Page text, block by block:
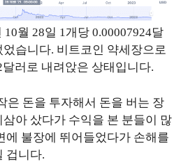
월 28일 1개당 0.00007924달
습니다. 비트코인 약세장으로
달러로 내려앉은 상태입니다.
은 돈을 투자해서 돈을 버는 장
아 샀다가 수익을 본 분들이 많
에 불장에 뛰어들었다가 손해를
겁니다.